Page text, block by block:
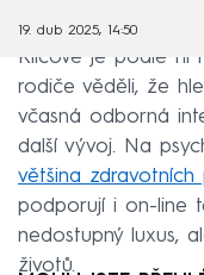
19. dub 2025, 14:50
Klíčové je podle ní
rodiče věděli, že
včasná odborná
další vývoj. Na
většina zdravotních
podporují i on-line
nedostupný luxus,
životů.